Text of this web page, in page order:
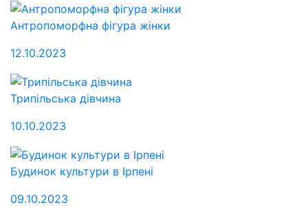
Антропоморфна фігура жінки
12.10.2023
Трипільська дівчина
10.10.2023
Будинок культури в Ірпені
09.10.2023